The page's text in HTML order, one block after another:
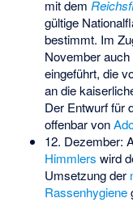
mit dem
gültige
bestimmt. Im
November auch
eingeführt, die
an die
Der Entwurf für
offenbar von
12. Dezember:
Himmlers wird
Umsetzung der
Rassenhygiene